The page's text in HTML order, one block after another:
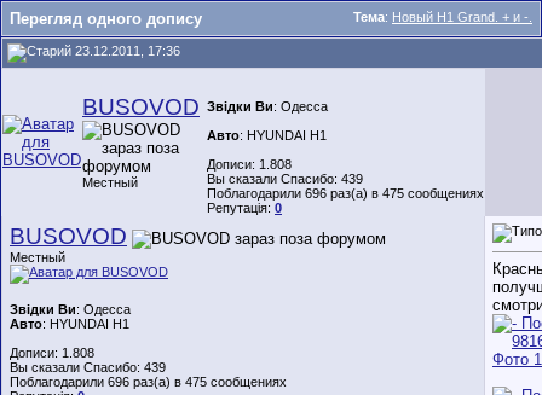
Тема: Новый H1 Grand. + и -.
Перегляд одного допису
23.12.2011, 17:36
BUSOVOD
Местный
Звідки Ви: Одесса
Авто: HYUNDAI H1
Дописи: 1.808
Вы сказали Спасибо: 439
Поблагодарили 696 раз(а) в 475 сообщениях
Репутація: 0
BUSOVOD
Местный
Звідки Ви: Одесса
Авто: HYUNDAI H1
Дописи: 1.808
Вы сказали Спасибо: 439
Поблагодарили 696 раз(а) в 475 сообщениях